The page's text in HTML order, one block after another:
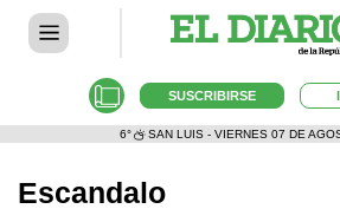
SUSCRIBIRSE
6° SAN LUIS - VIERNES 07 DE
Escandalo